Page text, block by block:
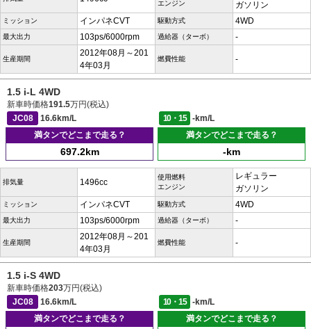
エンジン ガソリン
ミッション インパネCVT 駆動方式 4WD
最大出力 103ps/6000rpm 過給器（ターボ） -
生産期間
2012年08月～201
4年03月
燃費性能 -
1.5 i-L 4WD
新車時価格191.5万円(税込)
JC08
16.6km/L 10・15
-km/L
満タンでどこまで走る？
697.2km
満タンでどこまで走る？
-km
排気量 1496cc
使用燃料
エンジン
レギュラー
ガソリン
ミッション インパネCVT 駆動方式 4WD
最大出力 103ps/6000rpm 過給器（ターボ） -
生産期間
2012年08月～201
4年03月
燃費性能 -
1.5 i-S 4WD
新車時価格203万円(税込)
JC08
16.6km/L 10・15
-km/L
満タンでどこまで走る？
満タンでどこまで走る？